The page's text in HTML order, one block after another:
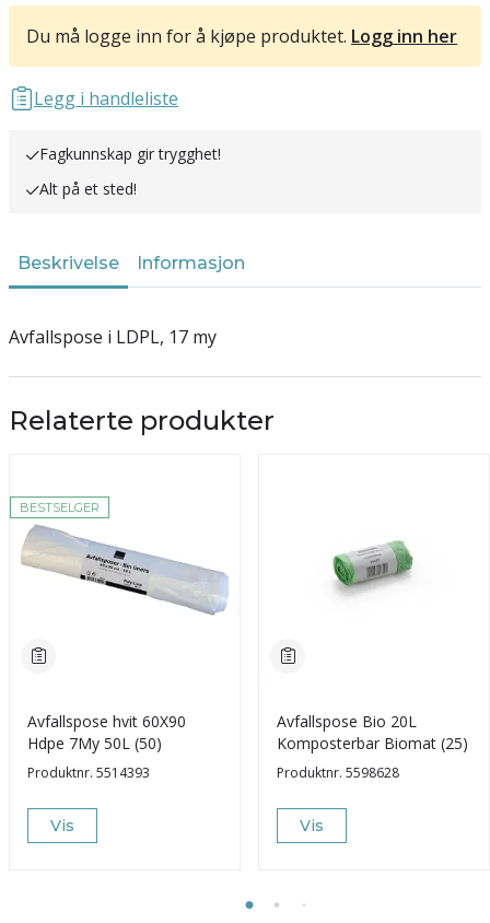
Du må logge inn for å kjøpe produktet. Logg inn her
Legg i handleliste
Fagkunnskap gir trygghet!
Alt på et sted!
Beskrivelse Informasjon
Avfallspose i LDPL, 17 my
Relaterte produkter
BESTSELGER
Avfallspose hvit 60X90
Hdpe 7My 50L (50)
Produktnr. 5514393
Vis
Avfallspose Bio 20L
Komposterbar Biomat (25)
Produktnr. 5598628
Vis